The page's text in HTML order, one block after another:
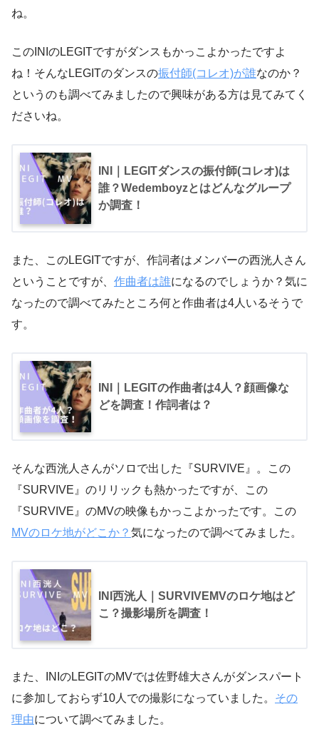
ね。
このINIのLEGITですがダンスもかっこよかったですよ
ね！そんなLEGITのダンスの振付師(コレオ)が誰なのか？
というのも調べてみましたので興味がある方は見てみてく
ださいね。
INI｜LEGITダンスの振付師(コレオ)は
誰？Wedemboyzとはどんなグループ
か調査！
また、このLEGITですが、作詞者はメンバーの西洸人さん
ということですが、 作曲者は誰になるのでしょうか？気に
なったので調べてみたところ何と作曲者は4人いるそうで
す。
INI｜LEGITの作曲者は4人？顔画像な
どを調査！作詞者は？
そんな西洸人さんがソロで出した『SURVIVE』。この
『SURVIVE』のリリックも熱かったですが、この
『SURVIVE』のMVの映像もかっこよかったです。この
MVのロケ地がどこか？ 気になったので調べてみました。
INI西洸人｜SURVIVEMVのロケ地はど
こ？撮影場所を調査！
また、INIのLEGITのMVでは佐野雄大さんがダンスパート
に参加しておらず10人での撮影になっていました。 その
理由について調べてみました。